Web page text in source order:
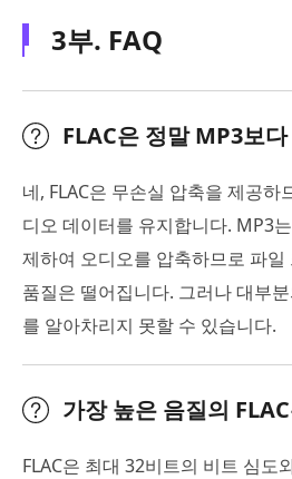
3부. FAQ
FLAC은 정말 MP3보
네, FLAC은 무손실 압축을 제공하
디오 데이터를 유지합니다. MP3
제하여 오디오를 압축하므로 파
품질은 떨어집니다. 그러나 대부
를 알아차리지 못할 수 있습니다.
가장 높은 음질의
FLAC은 최대 32비트의 비트 심도